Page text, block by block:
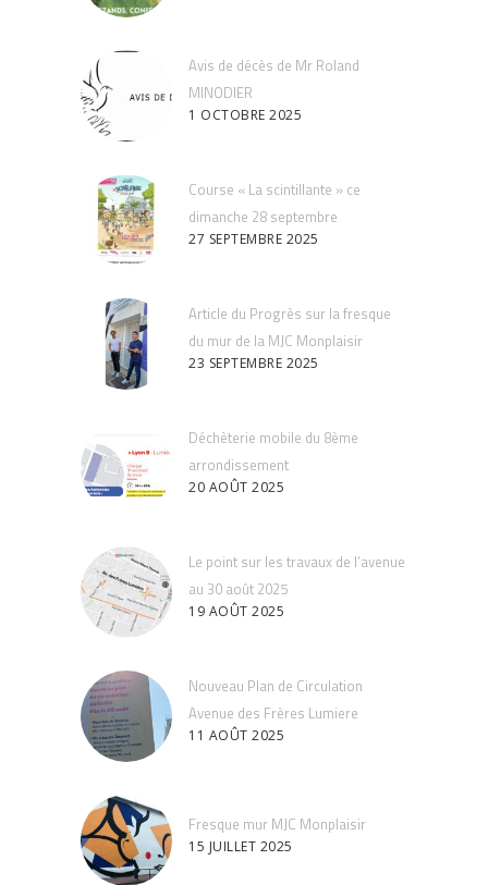
Avis de décès de Mr Roland
MINODIER
1 OCTOBRE 2025
Course « La scintillante » ce
dimanche 28 septembre
27 SEPTEMBRE 2025
Article du Progrès sur la fresque
du mur de la MJC Monplaisir
23 SEPTEMBRE 2025
Déchèterie mobile du 8ème
arrondissement
20 AOÛT 2025
Le point sur les travaux de l’avenue
au 30 août 2025
19 AOÛT 2025
Nouveau Plan de Circulation
Avenue des Frères Lumiere
11 AOÛT 2025
Fresque mur MJC Monplaisir
15 JUILLET 2025